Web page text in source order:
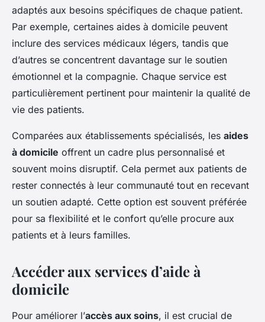
adaptés aux besoins spécifiques de chaque patient.
Par exemple, certaines aides à domicile peuvent
inclure des services médicaux légers, tandis que
d’autres se concentrent davantage sur le soutien
émotionnel et la compagnie. Chaque service est
particulièrement pertinent pour maintenir la qualité de
vie des patients.
Comparées aux établissements spécialisés, les aides
à domicile offrent un cadre plus personnalisé et
souvent moins disruptif. Cela permet aux patients de
rester connectés à leur communauté tout en recevant
un soutien adapté. Cette option est souvent préférée
pour sa flexibilité et le confort qu’elle procure aux
patients et à leurs familles.
Accéder aux services d’aide à
domicile
Pour améliorer l’accès aux soins, il est crucial de